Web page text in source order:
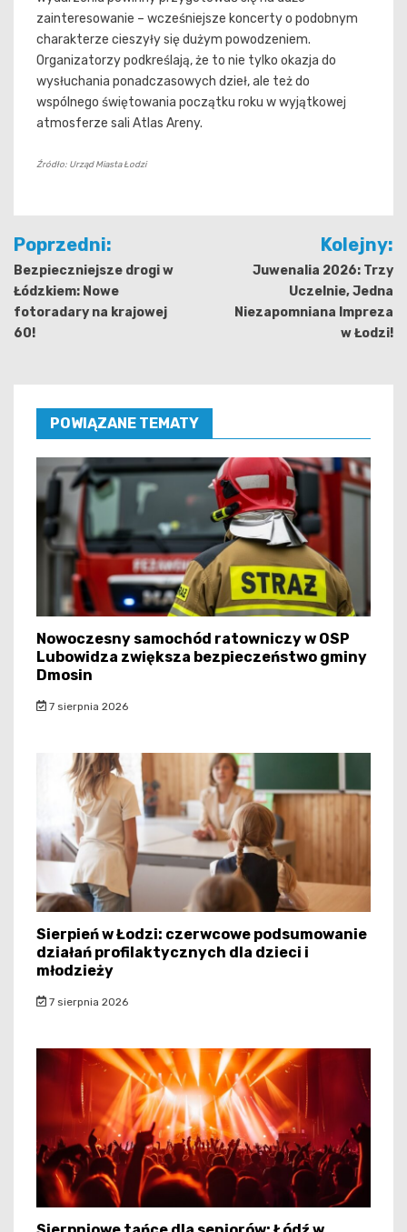
zainteresowanie – wcześniejsze koncerty o podobnym
charakterze cieszyły się dużym powodzeniem.
Organizatorzy podkreślają, że to nie tylko okazja do
wysłuchania ponadczasowych dzieł, ale też do
wspólnego świętowania początku roku w wyjątkowej
atmosferze sali Atlas Areny.
Źródło: Urząd Miasta Łodzi
Nawigacja
wpisu
Poprzedni:
Bezpieczniejsze drogi w
Łódzkiem: Nowe
fotoradary na krajowej
60!
Kolejny:
Juwenalia 2026: Trzy
Uczelnie, Jedna
Niezapomniana Impreza
w Łodzi!
POWIĄZANE TEMATY
Nowoczesny samochód ratowniczy w OSP
Lubowidza zwiększa bezpieczeństwo gminy
Dmosin
7 sierpnia 2026
Sierpień w Łodzi: czerwcowe podsumowanie
działań profilaktycznych dla dzieci i
młodzieży
7 sierpnia 2026